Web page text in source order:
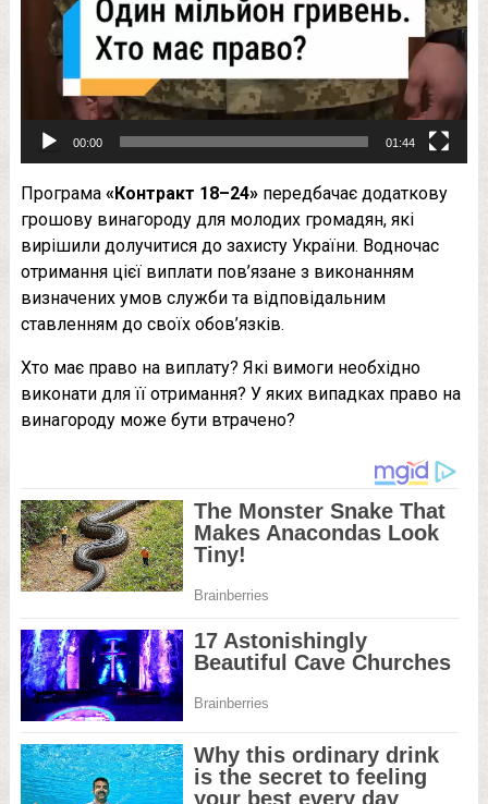
00:00 01:44
Програма «Контракт 18–24»передбачає додаткову
грошову винагороду для молодих громадян, які
вирішили долучитися до захисту України. Водночас
отримання цієї виплати пов’язане з виконанням
визначених умов служби та відповідальним
ставленням до своїх обов’язків.
Хто має право на виплату? Які вимоги необхідно
виконати для її отримання? У яких випадках право на
винагороду може бути втрачено?